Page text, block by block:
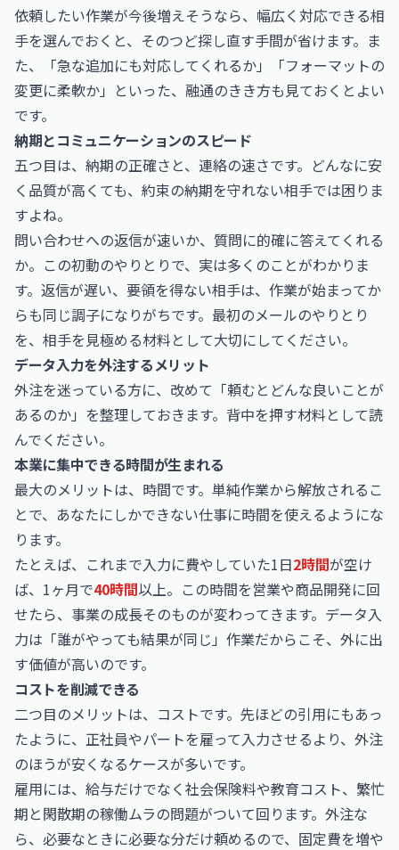
依頼したい作業が今後増えそうなら、幅広く対応できる相
手を選んでおくと、そのつど探し直す手間が省けます。ま
た、「急な追加にも対応してくれるか」「フォーマットの
変更に柔軟か」といった、融通のきき方も見ておくとよい
です。
納期とコミュニケーションのスピード
五つ目は、納期の正確さと、連絡の速さです。どんなに安
く品質が高くても、約束の納期を守れない相手では困りま
すよね。
問い合わせへの返信が速いか、質問に的確に答えてくれる
か。この初動のやりとりで、実は多くのことがわかりま
す。返信が遅い、要領を得ない相手は、作業が始まってか
らも同じ調子になりがちです。最初のメールのやりとり
を、相手を見極める材料として大切にしてください。
データ入力を外注するメリット
外注を迷っている方に、改めて「頼むとどんな良いことが
あるのか」を整理しておきます。背中を押す材料として読
んでください。
本業に集中できる時間が生まれる
最大のメリットは、時間です。単純作業から解放されるこ
とで、あなたにしかできない仕事に時間を使えるようにな
ります。
たとえば、これまで入力に費やしていた1日2時間が空け
ば、1ヶ月で40時間以上。この時間を営業や商品開発に回
せたら、事業の成長そのものが変わってきます。データ入
力は「誰がやっても結果が同じ」作業だからこそ、外に出
す価値が高いのです。
コストを削減できる
二つ目のメリットは、コストです。先ほどの引用にもあっ
たように、正社員やパートを雇って入力させるより、外注
のほうが安くなるケースが多いです。
雇用には、給与だけでなく社会保険料や教育コスト、繁忙
期と閑散期の稼働ムラの問題がついて回ります。外注な
ら、必要なときに必要な分だけ頼めるので、固定費を増や